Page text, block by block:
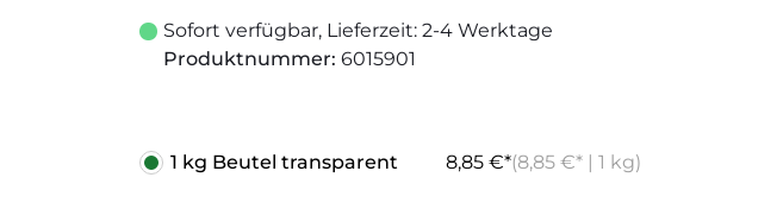
Sofort verfügbar, Lieferzeit: 2-4 Werktage
Produktnummer: 6015901
1 kg Beutel transparent 8,85 €*(8,85 €* | 1 kg)